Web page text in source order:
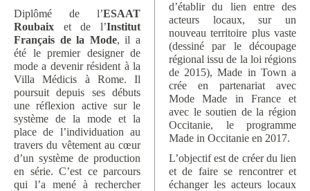
Diplômé de l’ESAAT
Roubaix et de l’Institut
Français de la Mode, il a
été le premier designer de
mode a devenir résident à la
Villa Médicis à Rome. Il
poursuit depuis ses débuts
une réflexion active sur le
système de la mode et la
place de l’individuation au
travers du vêtement au cœur
d’un système de production
en série. C’est ce parcours
qui l’a mené à rechercher
d’établir du lien entre des
acteurs locaux, sur un
nouveau territoire plus vaste
(dessiné par le découpage
régional issu de la loi régions
de 2015), Made in Town a
crée en partenariat avec
Mode Made in France et
avec le soutien de la région
Occitanie, le programme
Made in Occitanie en 2017.
L’objectif est de créer du lien
et de faire se rencontrer et
échanger les acteurs locaux